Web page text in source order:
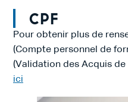
CPF
Pour obtenir plus de
(Compte personnel de
(Validation des Acquis de
ici